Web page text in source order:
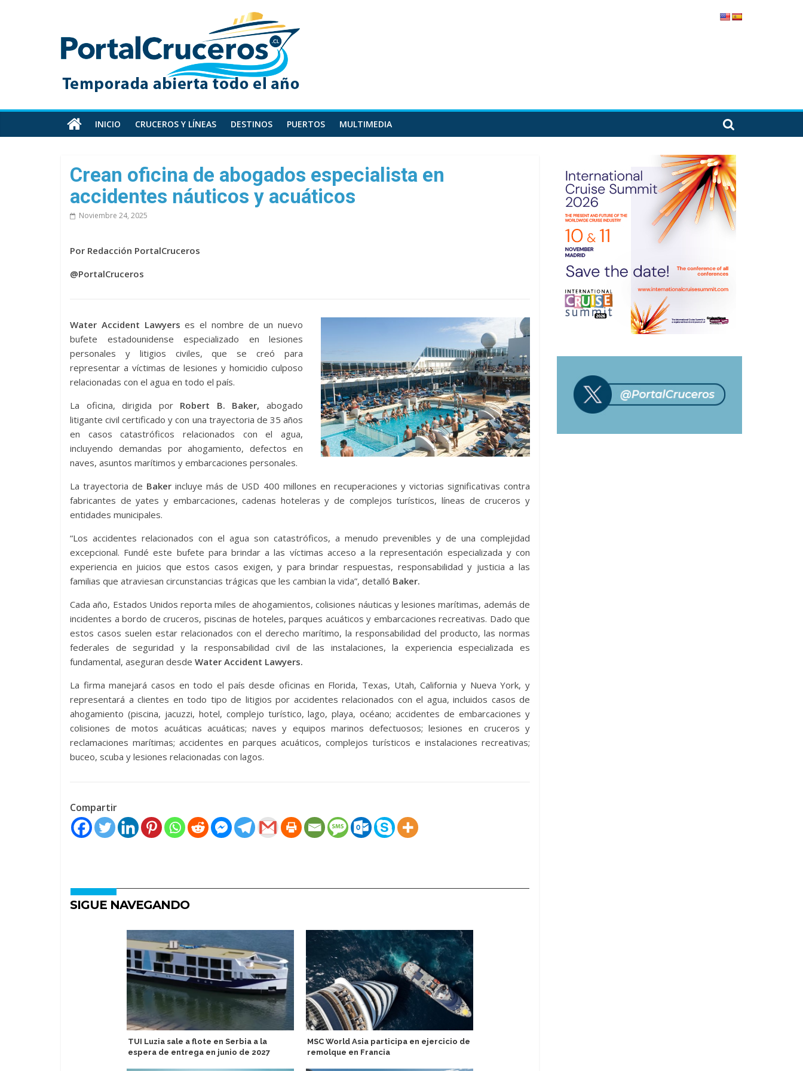
PortalCruceros
Toda
información
cruceros
en
un
sitio
INICIO CRUCEROS Y LÍNEAS DESTINOS PUERTOS MULTIMEDIA
Crean oficina de abogados especialista en
accidentes náuticos y acuáticos
Noviembre 24, 2025
Por Redacción PortalCruceros
@PortalCruceros
Water Accident Lawyers es el nombre de un nuevo
bufete estadounidense especializado en lesiones
personales y litigios civiles, que se creó para
representar a víctimas de lesiones y homicidio culposo
relacionadas con el agua en todo el país.
La oficina, dirigida por Robert B. Baker, abogado
litigante civil certificado y con una trayectoria de 35 años
en casos catastróficos relacionados con el agua,
incluyendo demandas por ahogamiento, defectos en
naves, asuntos marítimos y embarcaciones personales.
La trayectoria de Baker incluye más de USD 400 millones en recuperaciones y victorias significativas contra
fabricantes de yates y embarcaciones, cadenas hoteleras y de complejos turísticos, líneas de cruceros y
entidades municipales.
“Los accidentes relacionados con el agua son catastróficos, a menudo prevenibles y de una complejidad
excepcional. Fundé este bufete para brindar a las víctimas acceso a la representación especializada y con
experiencia en juicios que estos casos exigen, y para brindar respuestas, responsabilidad y justicia a las
familias que atraviesan circunstancias trágicas que les cambian la vida”, detalló Baker.
Cada año, Estados Unidos reporta miles de ahogamientos, colisiones náuticas y lesiones marítimas, además de
incidentes a bordo de cruceros, piscinas de hoteles, parques acuáticos y embarcaciones recreativas. Dado que
estos casos suelen estar relacionados con el derecho marítimo, la responsabilidad del producto, las normas
federales de seguridad y la responsabilidad civil de las instalaciones, la experiencia especializada es
fundamental, aseguran desde Water Accident Lawyers.
La firma manejará casos en todo el país desde oficinas en Florida, Texas, Utah, California y Nueva York, y
representará a clientes en todo tipo de litigios por accidentes relacionados con el agua, incluidos casos de
ahogamiento (piscina, jacuzzi, hotel, complejo turístico, lago, playa, océano; accidentes de embarcaciones y
colisiones de motos acuáticas acuáticas; naves y equipos marinos defectuosos; lesiones en cruceros y
reclamaciones marítimas; accidentes en parques acuáticos, complejos turísticos e instalaciones recreativas;
buceo, scuba y lesiones relacionadas con lagos.
Compartir
SIGUE NAVEGANDO
TUI Luzia sale a flote en Serbia a la
espera de entrega en junio de 2027
MSC World Asia participa en ejercicio de
remolque en Francia